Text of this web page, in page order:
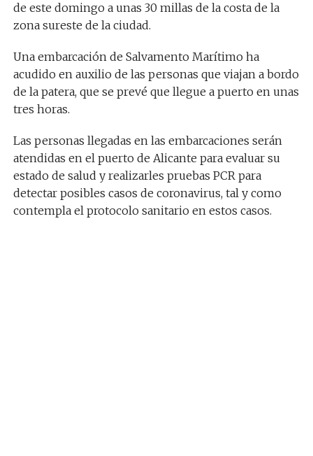
de este domingo a unas 30 millas de la costa de la
zona sureste de la ciudad.
Una embarcación de Salvamento Marítimo ha
acudido en auxilio de las personas que viajan a bordo
de la patera, que se prevé que llegue a puerto en unas
tres horas.
Las personas llegadas en las embarcaciones serán
atendidas en el puerto de Alicante para evaluar su
estado de salud y realizarles pruebas PCR para
detectar posibles casos de coronavirus, tal y como
contempla el protocolo sanitario en estos casos.